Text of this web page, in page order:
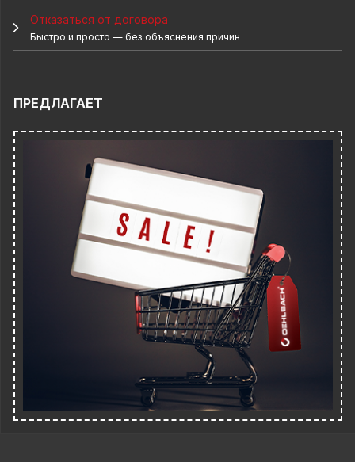
Отказаться от договора
Быстро и просто — без объяснения причин
ПРЕДЛАГАЕТ